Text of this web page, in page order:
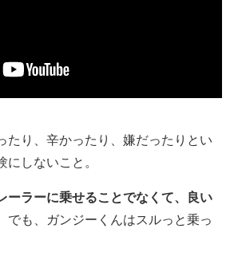
たり、辛かったり、嫌だったりとい
にしないこと。
ーラーに乗せることでなくて、良い
でも、ガンジーくんはスルっと乗っ